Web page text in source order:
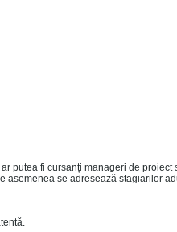
putea fi cursanți manageri de proiect
asemenea se adresează stagiarilor